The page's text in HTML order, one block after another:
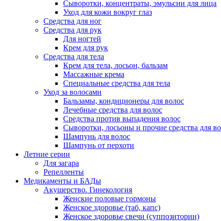
Сыворотки, концентраты, эмульсии для лица
Уход для кожи вокруг глаз
Средства для ног
Средства для рук
Для ногтей
Крем для рук
Средства для тела
Крем для тела, лосьон, бальзам
Массажные крема
Специальные средства для тела
Уход за волосами
Бальзамы, кондиционеры для волос
Лечебные средства для волос
Средства против выпадения волос
Сыворотки, лосьоны и прочие средства для
Шампунь для волос
Шампунь от перхоти
Летние серии
Для загара
Репелленты
Медикаменты и БАДы
Акушерство. Гинекология
Женские половые гормоны
Женское здоровье (таб, капс)
Женское здоровье свечи (суппозитории)